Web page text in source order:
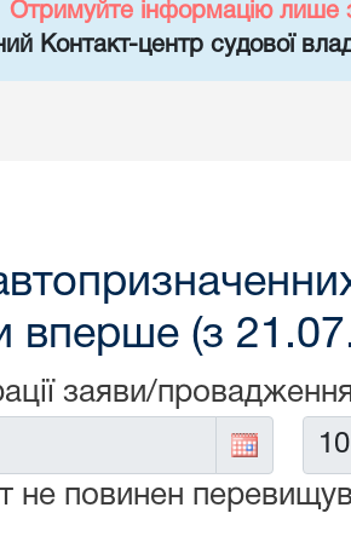
Отримуйте інформацію лише
Контакт-центр судової
вперше (з
заяви/
До:
не повинен